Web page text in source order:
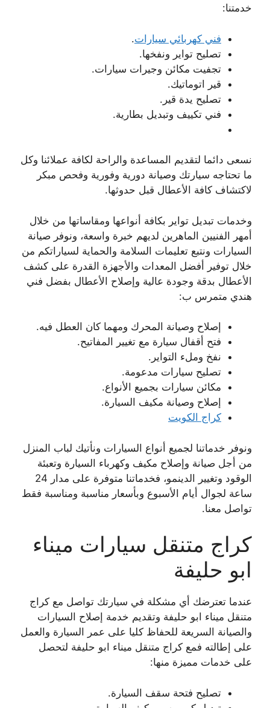
خدمتنا:
فني كهربائي سيارات.
تصليح تواير ونفخها.
تجفيت مكائن وجيرات سيارات.
قير اتوماتيك.
تصليح يدة قير.
فني تكييف وتبديل بطارية.
نسعى دائما لتقديم المساعدة والراحة لكافة عملائنا وكل
ما تحتاجه سيارتك وصيانة دورية وفورية وفحص مبكر
لاكتشاف كافة الأعطال قبل حدوثها.
وخدمات تبديل تواير بكافة أنواعها ومقاساتها من خلال
أمهر الفنيين الماهرين لديهم خبرة واسعة، ونوفر صيانة
السيارات ونتبع تعليمات السلامة والحماية لسياراتكم من
خلال توفير أفضل المعدات والأجهزة القدرة على كشف
الأعطال بدقة وجودة عالية وإصلاح الأعطال بفضل فني
هندي متمرس ب:
إصلاح وصيانة المحرك ومهما كان العطل فيه.
فتح أقفال سيارة مع تغيير المفاتيح.
نفخ وملء التواير.
تصليح سيارات مدعومة.
مكائن سيارات بجميع الأنواع.
إصلاح وصيانة مكيف السيارة.
كراج الكويت
ونوفر خدماتنا لجميع أنواع السيارات ونأتيك لباب المنزل
من أجل صيانة وإصلاح مكيف وكهرباء السيارة وتعبئة
الوقود وتغيير الدينمو، فخدماتنا متوفرة على مدار 24
ساعة لجوال أيام الأسبوع وبأسعار مناسبة ومناسبة فقط
تواصل معنا.
كراج متنقل سيارات ميناء
ابو حليفة
عندما تعترضك أي مشكلة في سيارتك تواصل مع كراج
متنقل ميناء ابو حليفة وتقديم خدمة إصلاح السيارات
والصيانة السريعة للحفاظ كليا على عمر السيارة والعمل
على إطالته فمع كراج متنقل ميناء ابو حليفة لتحصل
على خدمات مميزة منها:
تصليح فتحة سقف السيارة.